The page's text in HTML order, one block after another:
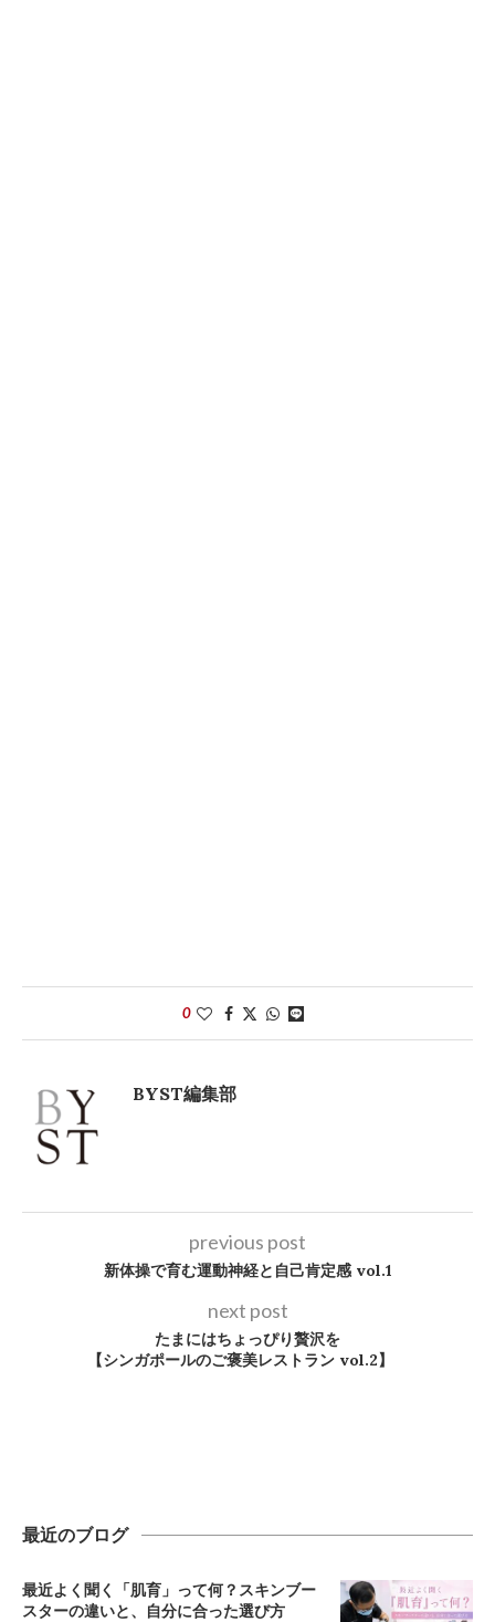
0
BYST編集部
previous post
新体操で育む運動神経と自己肯定感 vol.1
next post
たまにはちょっぴり贅沢を
【シンガポールのご褒美レストラン vol.2】
最近のブログ
最近よく聞く「肌育」って何？スキンブー
スターの違いと、自分に合った選び方